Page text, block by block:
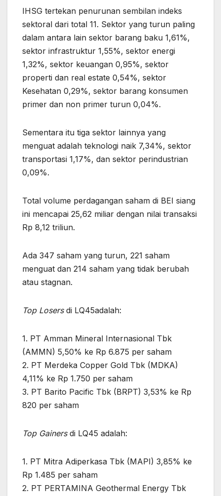
IHSG tertekan penurunan sembilan indeks
sektoral dari total 11. Sektor yang turun paling
dalam antara lain sektor barang baku 1,61%,
sektor infrastruktur 1,55%, sektor energi
1,32%, sektor keuangan 0,95%, sektor
properti dan real estate 0,54%, sektor
Kesehatan 0,29%, sektor barang konsumen
primer dan non primer turun 0,04%.
Sementara itu tiga sektor lainnya yang
menguat adalah teknologi naik 7,34%, sektor
transportasi 1,17%, dan sektor perindustrian
0,09%.
Total volume perdagangan saham di BEI siang
ini mencapai 25,62 miliar dengan nilai transaksi
Rp 8,12 triliun.
Ada 347 saham yang turun, 221 saham
menguat dan 214 saham yang tidak berubah
atau stagnan.
Top Losersdi LQ45adalah:
1. PT Amman Mineral Internasional Tbk
(AMMN) 5,50% ke Rp 6.875 per saham
2. PT Merdeka Copper Gold Tbk (MDKA)
4,11% ke Rp 1.750 per saham
3. PT Barito Pacific Tbk (BRPT) 3,53% ke Rp
820 per saham
Top Gainers di LQ45 adalah:
1. PT Mitra Adiperkasa Tbk (MAPI) 3,85% ke
Rp 1.485 per saham
2. PT PERTAMINA Geothermal Energy Tbk